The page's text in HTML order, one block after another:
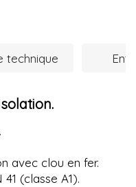
technique
avec clou en fer.
(classe A1).